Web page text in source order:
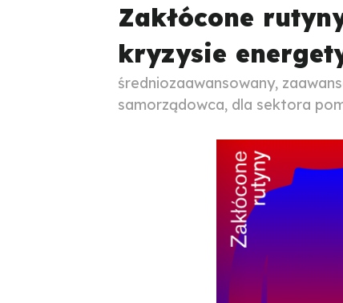
Zakłócone
kryzysie
średniozaawansowany,
samorządowca, dla sektora